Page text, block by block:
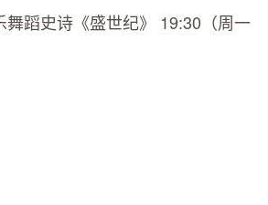
舞蹈史诗《盛世纪》 19:30（周一